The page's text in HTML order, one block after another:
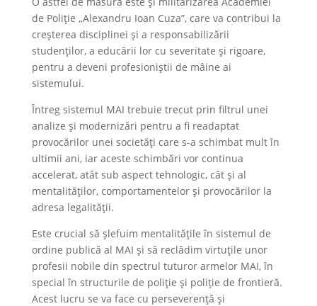
de Poliție ,,Alexandru Ioan Cuza”, care va contribui la
creșterea disciplinei și a responsabilizării
studenților, a educării lor cu severitate și rigoare,
pentru a deveni profesioniștii de mâine ai
sistemului.
Întreg sistemul MAI trebuie trecut prin filtrul unei
analize și modernizări pentru a fi readaptat
provocărilor unei societăți care s-a schimbat mult în
ultimii ani, iar aceste schimbări vor continua
accelerat, atât sub aspect tehnologic, cât și al
mentalităților, comportamentelor și provocărilor la
adresa legalității.
Este crucial să șlefuim mentalitățile în sistemul de
ordine publică al MAI și să reclădim virtuțile unor
profesii nobile din spectrul tuturor armelor MAI, în
special în structurile de poliție și poliție de frontieră.
Acest lucru se va face cu perseverență și